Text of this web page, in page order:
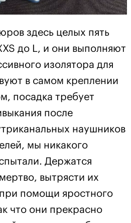
здесь целых пять
до L, и они выполняют
изолятора для
в самом креплении
посадка требует
после
наушников
мы никакого
Держатся
вытрясти их
помощи яростного
что они прекрасно